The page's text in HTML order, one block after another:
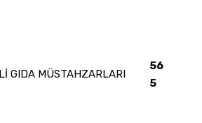
GIDA MÜSTAHZARLARI
56
5